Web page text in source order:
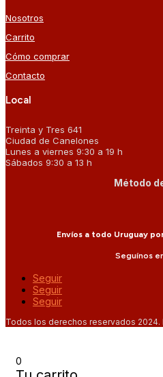
Nosotros
Carrito
Cómo comprar
Contacto
Local
Treinta y Tres 641
Ciudad de Canelones
Lunes a viernes 9:30 a 19 h
Sábados 9:30 a 13 h
Método
Envíos a todo Uruguay
Seguínos
Seguir
Seguir
Seguir
Todos los derechos reservados
0